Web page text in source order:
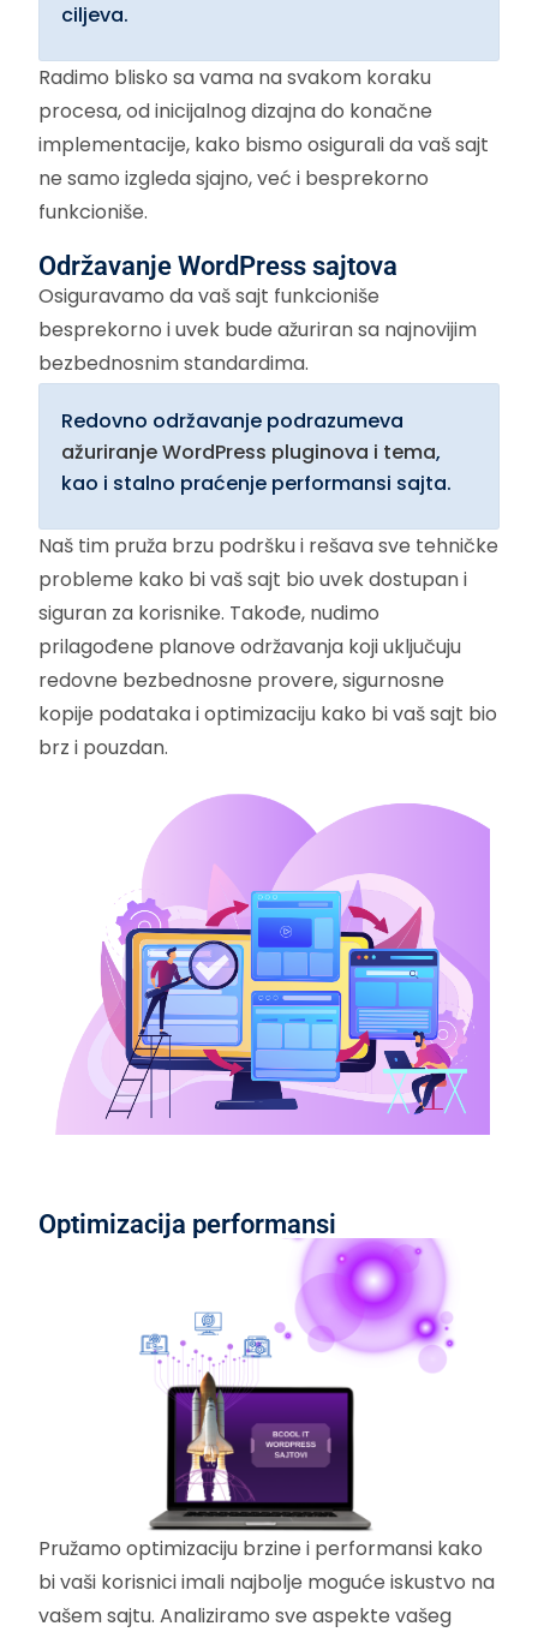
ciljeva.
Radimo blisko sa vama na svakom koraku
procesa, od inicijalnog dizajna do konačne
implementacije, kako bismo osigurali da vaš sajt
ne samo izgleda sjajno, već i besprekorno
funkcioniše.
Održavanje WordPress sajtova
Osiguravamo da vaš sajt funkcioniše
besprekorno i uvek bude ažuriran sa najnovijim
bezbednosnim standardima.
Redovno održavanje podrazumeva
ažuriranje WordPress pluginova i tema,
kao i stalno praćenje performansi sajta.
Naš tim pruža brzu podršku i rešava sve tehničke
probleme kako bi vaš sajt bio uvek dostupan i
siguran za korisnike. Takođe, nudimo
prilagođene planove održavanja koji uključuju
redovne bezbednosne provere, sigurnosne
kopije podataka i optimizaciju kako bi vaš sajt bio
brz i pouzdan.
Optimizacija performansi
Pružamo optimizaciju brzine i performansi kako
bi vaši korisnici imali najbolje moguće iskustvo na
vašem sajtu. Analiziramo sve aspekte vašeg